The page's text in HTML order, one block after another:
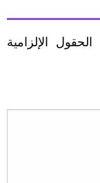
الحقول الإلزامية